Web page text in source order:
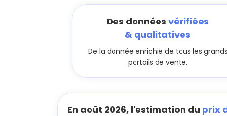
Des données vérifiées
& qualitatives
De la donnée enrichie de tous les grands
portails de vente.
En août 2026, l'estimation du prix